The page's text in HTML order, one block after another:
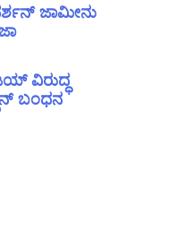
ಜಾಮೀನು
ವಿರುದ್ಧ
ಬಂಧನ